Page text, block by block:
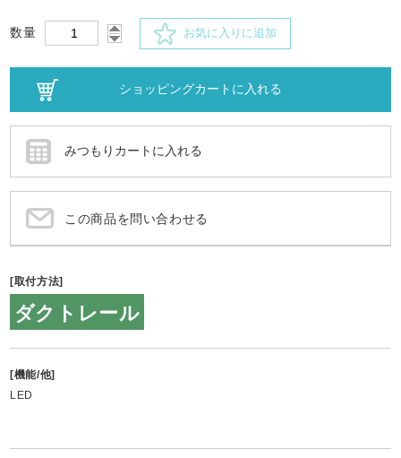
数量 お気に入りに追加
この商品を問い合わせる
[取付方法]
ダクトレール
[機能/他]
LED